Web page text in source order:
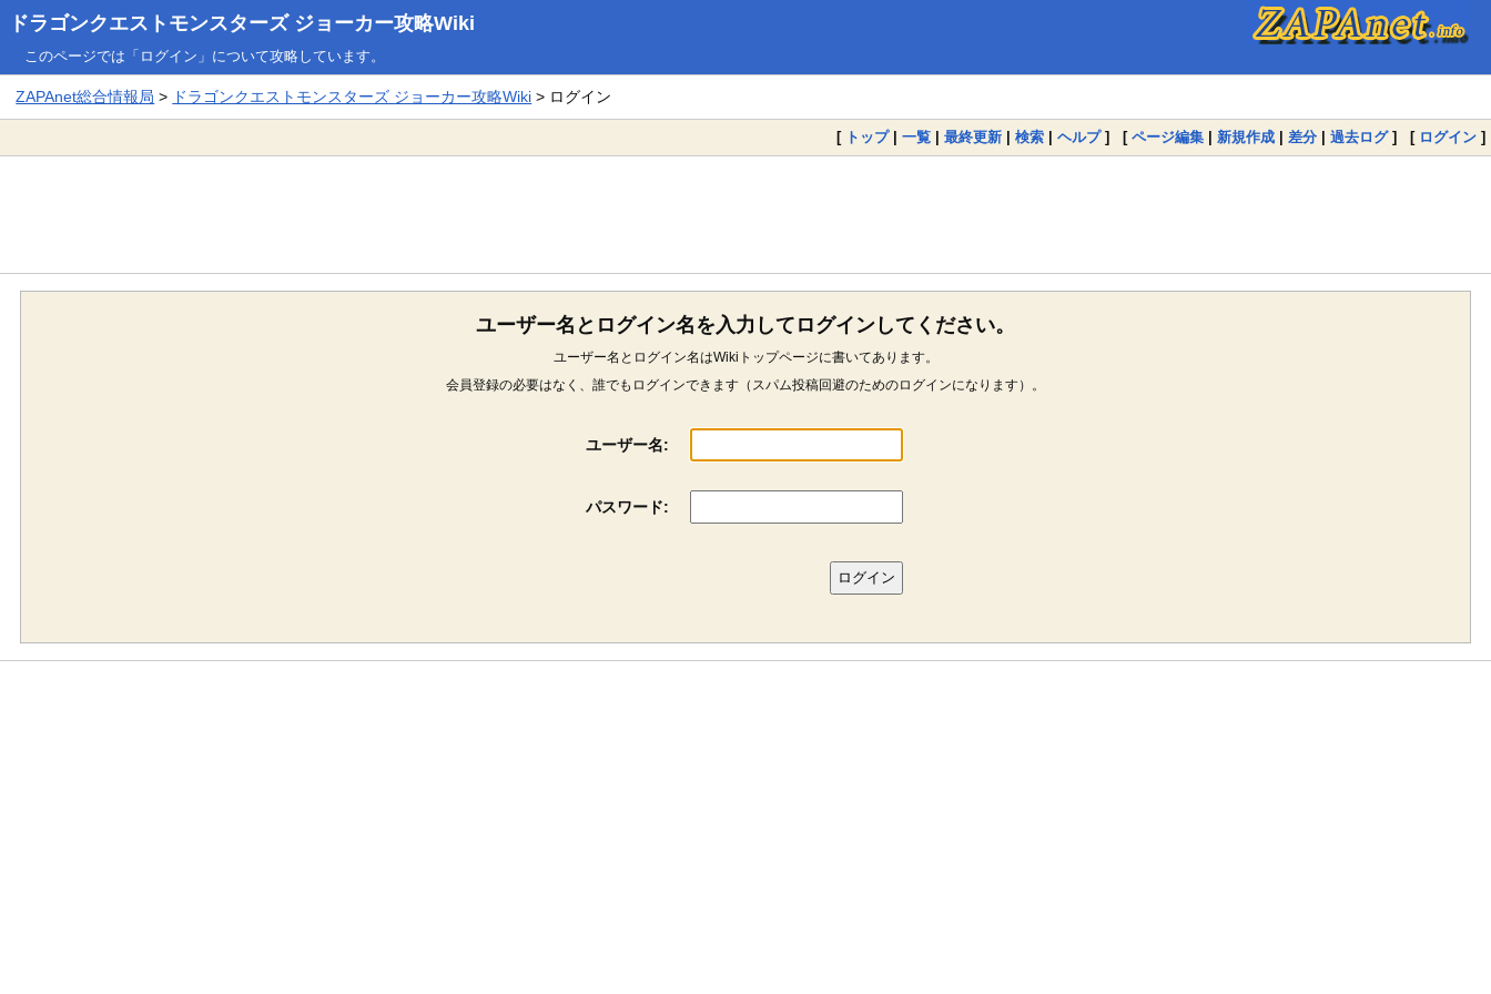
ドラゴンクエストモンスターズ ジョーカー攻略Wiki
このページでは「ログイン」について攻略しています。
ZAPAnet総合情報局 > ドラゴンクエストモンスターズ ジョーカー攻略Wiki > ログイン
[ トップ| 一覧 | 最終更新 | 検索 | ヘルプ] [ ページ編集 | 新規作成 | 差分 | 過去ログ] [ ログイン ]
ユーザー名とログイン名を入力してログインしてください。
ユーザー名とログイン名はWikiトップページに書いてあります。
会員登録の必要はなく、誰でもログインできます（スパム投稿回避のためのログインになります）。
ユーザー名:
パスワード: